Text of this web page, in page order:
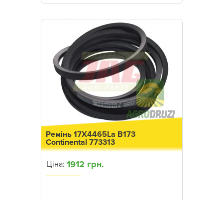
Ремінь 17X4465La B173
Continental 773313
Ціна: 1912 грн.